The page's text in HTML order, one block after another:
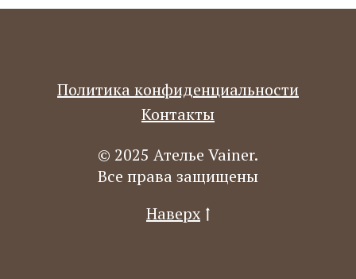
Политика конфиденциальности
Контакты
© 2025 Ателье Vainer.
Все права защищены
Наверх